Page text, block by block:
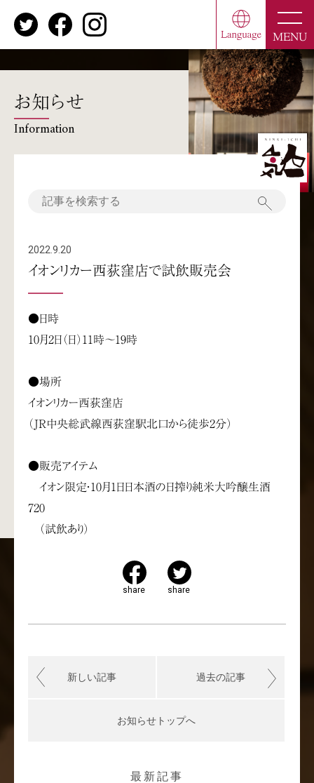
MENU
お知らせ
Information
2022.9.20
イオンリカー西荻窪店で試飲販売会
●日時
10月2日（日）11時～19時
●場所
イオンリカー西荻窪店
（JR中央総武線西荻窪駅北口から徒歩2分）
●販売アイテム
イオン限定・10月1日日本酒の日搾り純米大吟醸生酒
720
（試飲あり）
share share
新しい記事
お知らせトップへ
過去の記事
最新記事